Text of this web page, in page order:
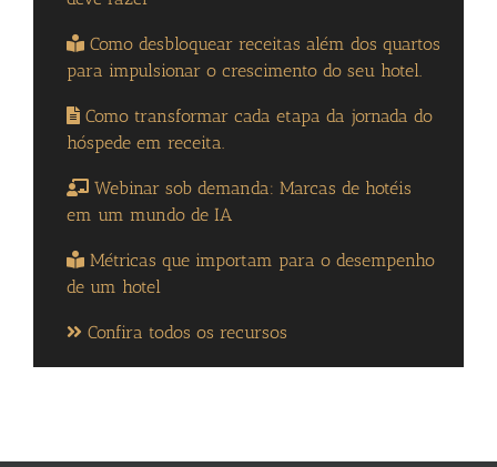
Como desbloquear receitas além dos quartos
para impulsionar o crescimento do seu hotel.
Como transformar cada etapa da jornada do
hóspede em receita.
Webinar sob demanda: Marcas de hotéis
em um mundo de IA
Métricas que importam para o desempenho
de um hotel
Confira todos os recursos